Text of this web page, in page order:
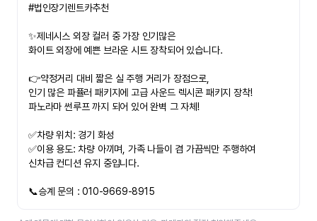
#법인장기렌트카추천
✨제네시스 외장 컬러 중 가장 인기많은
화이트 외장에 예쁜 브라운 시트 장착되어 있습니다.
👉약정거리 대비 짧은 실 주행 거리가 장점으로,
인기 많은 파퓰러 패키지에 고급 사운드 렉시콘 패키지 장착!
파노라마 썬루프 까지 되어 있어 완벽 그 자체!
✅차량 위치: 경기 화성
✅이용 용도: 차량 아끼며, 가족 나들이 겸 가끔씩만 주행하여
신차급 컨디션 유지 중입니다.
📞승계 문의 : 010-9669-8915​